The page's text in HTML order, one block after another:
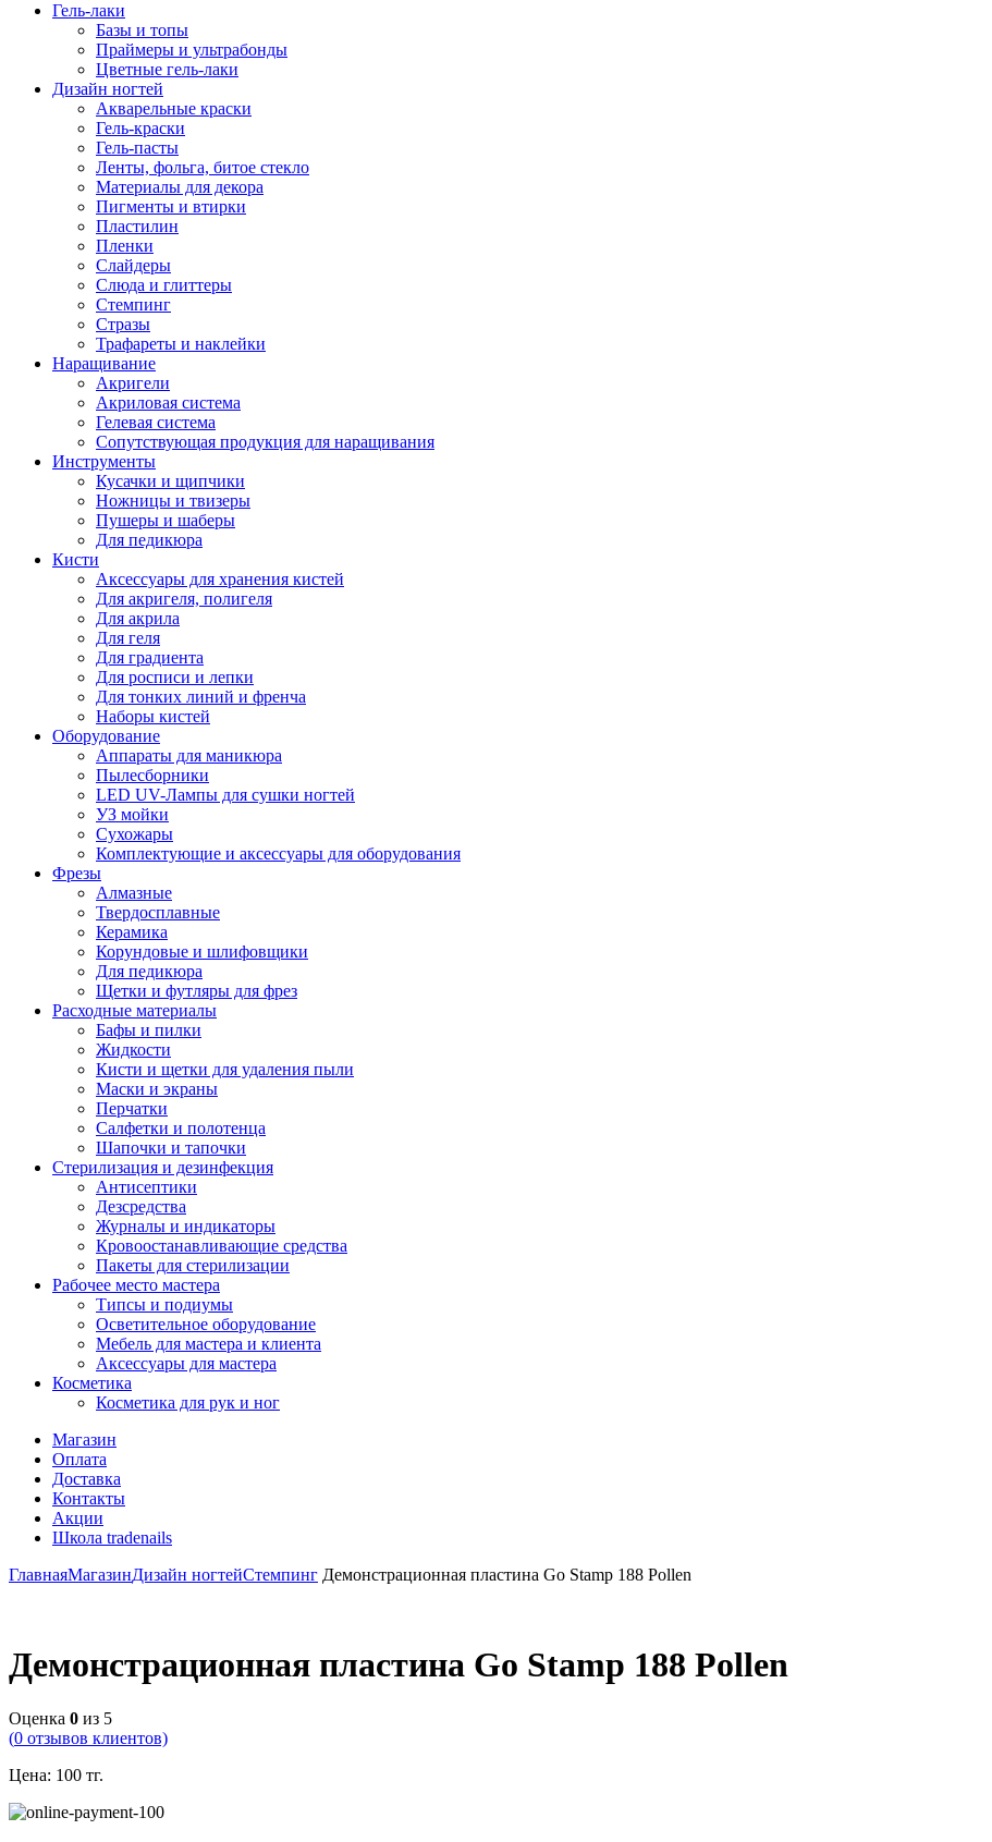
Гель-лаки
Базы и топы
Праймеры и ультрабонды
Цветные гель-лаки
Дизайн ногтей
Акварельные краски
Гель-краски
Гель-пасты
Ленты, фольга, битое стекло
Материалы для декора
Пигменты и втирки
Пластилин
Пленки
Слайдеры
Слюда и глиттеры
Стемпинг
Стразы
Трафареты и наклейки
Наращивание
Акригели
Акриловая система
Гелевая система
Сопутствующая продукция для наращивания
Инструменты
Кусачки и щипчики
Ножницы и твизеры
Пушеры и шаберы
Для педикюра
Кисти
Аксессуары для хранения кистей
Для акригеля, полигеля
Для акрила
Для геля
Для градиента
Для росписи и лепки
Для тонких линий и френча
Наборы кистей
Оборудование
Аппараты для маникюра
Пылесборники
LED UV-Лампы для сушки ногтей
УЗ мойки
Сухожары
Комплектующие и аксессуары для оборудования
Фрезы
Алмазные
Твердосплавные
Керамика
Корундовые и шлифовщики
Для педикюра
Щетки и футляры для фрез
Расходные материалы
Бафы и пилки
Жидкости
Кисти и щетки для удаления пыли
Маски и экраны
Перчатки
Салфетки и полотенца
Шапочки и тапочки
Стерилизация и дезинфекция
Антисептики
Дезсредства
Журналы и индикаторы
Кровоостанавливающие средства
Пакеты для стерилизации
Рабочее место мастера
Типсы и подиумы
Осветительное оборудование
Мебель для мастера и клиента
Аксессуары для мастера
Косметика
Косметика для рук и ног
Магазин
Оплата
Доставка
Контакты
Акции
Школа tradenails
ГлавнаяМагазинДизайн ногтейСтемпинг Демонстрационная пластина Go Stamp 188 Pollen
Демонстрационная пластина Go Stamp 188 Pollen
Оценка 0 из 5
(0 отзывов клиентов)
Цена: 100 тг.